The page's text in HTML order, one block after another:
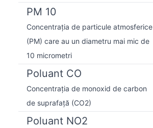
PM 10
Concentrația de particule atmosferice
(PM) care au un diametru mai mic de
10 micrometri
Poluant CO
Concentrația de monoxid de carbon
de suprafață (CO2)
Poluant NO2